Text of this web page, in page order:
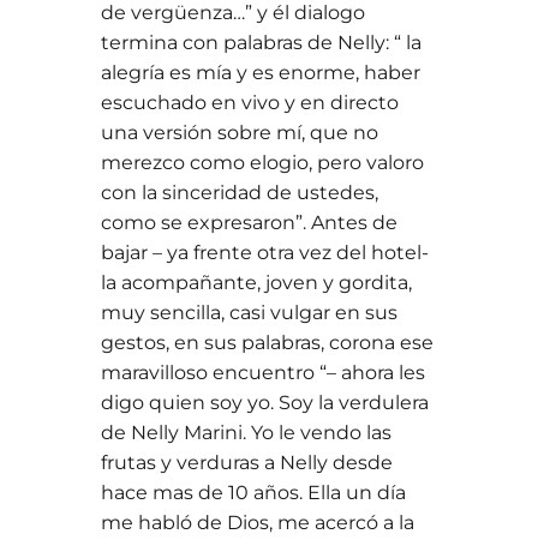
de vergüenza…” y él dialogo
termina con palabras de Nelly: “ la
alegría es mía y es enorme, haber
escuchado en vivo y en directo
una versión sobre mí, que no
merezco como elogio, pero valoro
con la sinceridad de ustedes,
como se expresaron”. Antes de
bajar – ya frente otra vez del hotel-
la acompañante, joven y gordita,
muy sencilla, casi vulgar en sus
gestos, en sus palabras, corona ese
maravilloso encuentro “– ahora les
digo quien soy yo. Soy la verdulera
de Nelly Marini. Yo le vendo las
frutas y verduras a Nelly desde
hace mas de 10 años. Ella un día
me habló de Dios, me acercó a la